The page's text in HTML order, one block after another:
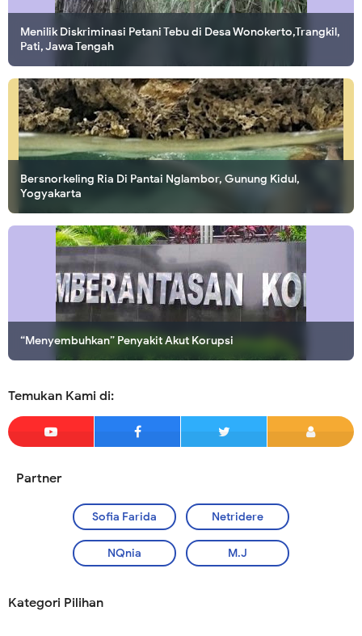
Menilik Diskriminasi Petani Tebu di Desa Wonokerto,Trangkil,
Pati, Jawa Tengah
Bersnorkeling Ria Di Pantai Nglambor, Gunung Kidul,
Yogyakarta
“Menyembuhkan” Penyakit Akut Korupsi
Membuka Pintu Surga dengan Memelihara Anak Yatim
Temukan Kami di:
Partner
Sofia Farida Netridere
NQnia M.J
Kategori Pilihan